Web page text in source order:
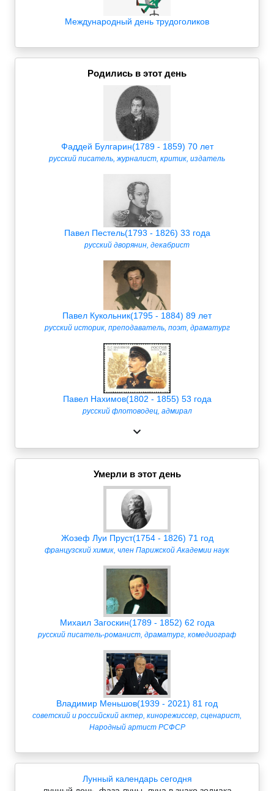
Международный день трудоголиков
Родились в этот день
Фаддей Булгарин(1789 - 1859) 70 лет
русский писатель, журналист, критик, издатель
Павел Пестель(1793 - 1826) 33 года
русский дворянин, декабрист
Павел Кукольник(1795 - 1884) 89 лет
русский историк, преподаватель, поэт, драматург
Павел Нахимов(1802 - 1855) 53 года
русский флотоводец, адмирал
Умерли в этот день
Жозеф Луи Пруст(1754 - 1826) 71 год
французский химик, член Парижской Академии наук
Михаил Загоскин(1789 - 1852) 62 года
русский писатель-романист, драматург, комедиограф
Владимир Меньшов(1939 - 2021) 81 год
советский и российский актер, кинорежиссер, сценарист,
Народный артист РСФСР
Лунный календарь сегодня